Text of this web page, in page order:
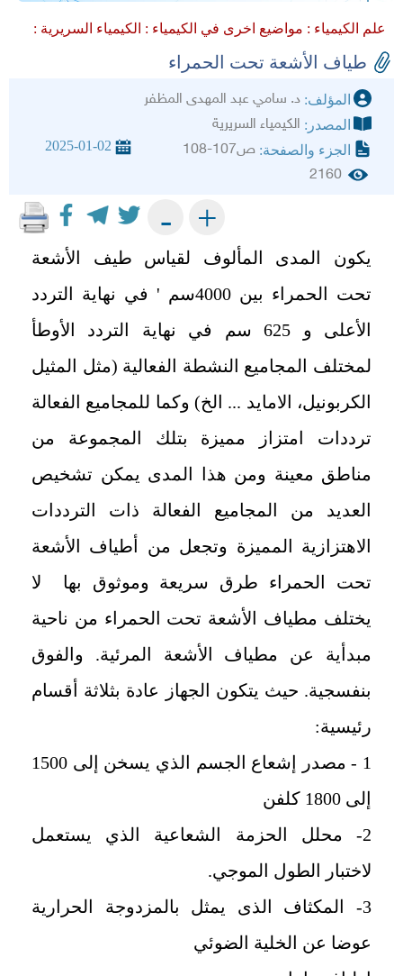
علم الكيمياء : مواضيع اخرى في الكيمياء : الكيمياء السريرية :
طياف الأشعة تحت الحمراء
المؤلف: د. سامي عبد المهدى المظفر
المصدر: الكيمياء السريرية
الجزء والصفحة: ص107-108 2025-01-02
2160
+
-
يكون المدى المألوف لقياس طيف الأشعة
تحت الحمراء بين 4000سم ' في نهاية التردد
الأعلى و 625 سم في نهاية التردد الأوطأ
لمختلف المجاميع النشطة الفعالية (مثل المثيل
الكربونيل، الامايد ... الخ) وكما للمجاميع الفعالة
ترددات امتزاز مميزة بتلك المجموعة من
مناطق معينة ومن هذا المدى يمكن تشخيص
العديد من المجاميع الفعالة ذات الترددات
الاهتزازية المميزة وتجعل من أطياف الأشعة
تحت الحمراء طرق سريعة وموثوق بها لا
يختلف مطياف الأشعة تحت الحمراء من ناحية
مبدأية عن مطياف الأشعة المرئية. والفوق
بنفسجية. حيث يتكون الجهاز عادة بثلاثة أقسام
رئيسية:
1 - مصدر إشعاع الجسم الذي يسخن إلى 1500
إلى 1800 كلفن
2-
محلل الحزمة الشعاعية الذي يستعمل
لاختبار الطول الموجي.
3- المكثاف الذى يمثل بالمزدوجة الحرارية
عوضا عن الخلية الضوئي